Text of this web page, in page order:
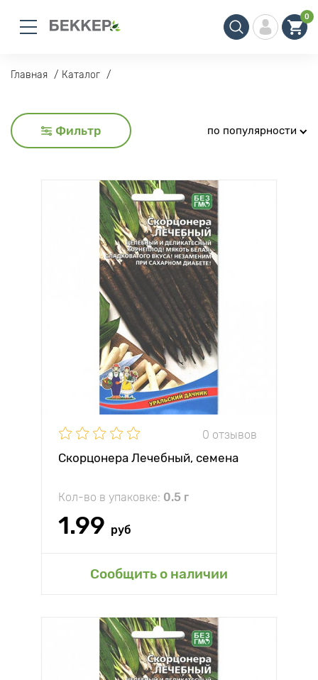
0
Главная Каталог
Фильтр по популярности
0 отзывов
Скорцонера Лечебный, семена
Кол-во в упаковке: 0.5 г
1.99 руб
Сообщить о наличии